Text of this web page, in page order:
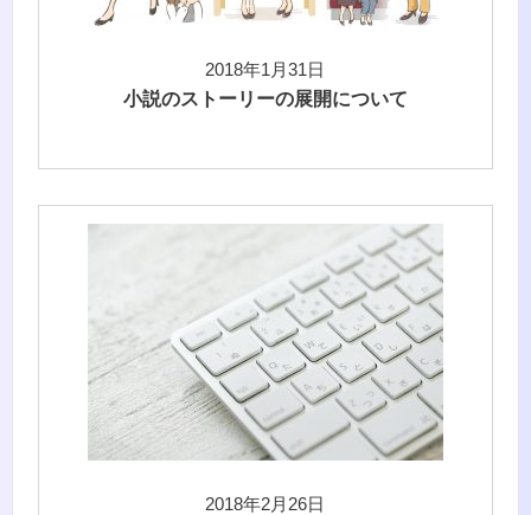
2018年1月31日
小説のストーリーの展開について
2018年2月26日